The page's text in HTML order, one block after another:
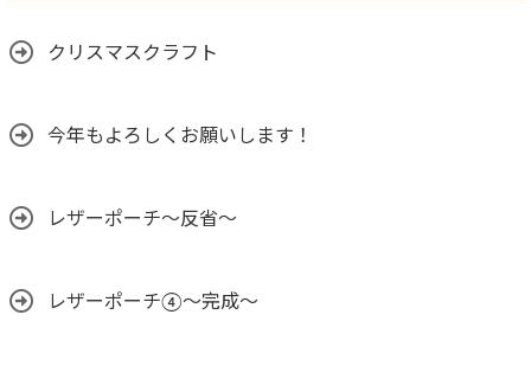
クリスマスクラフト
今年もよろしくお願いします！
レザーポーチ～反省～
レザーポーチ④～完成～